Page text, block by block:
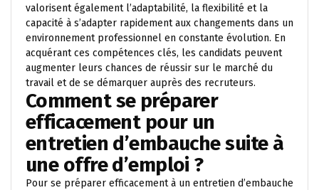
valorisent également l’adaptabilité, la flexibilité et la
capacité à s’adapter rapidement aux changements dans un
environnement professionnel en constante évolution. En
acquérant ces compétences clés, les candidats peuvent
augmenter leurs chances de réussir sur le marché du
travail et de se démarquer auprès des recruteurs.
Comment se préparer
efficacement pour un
entretien d’embauche suite à
une offre d’emploi ?
Pour se préparer efficacement à un entretien d’embauche